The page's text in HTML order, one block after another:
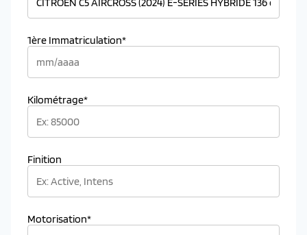
1ère Immatriculation*
Kilométrage*
Finition
Motorisation*